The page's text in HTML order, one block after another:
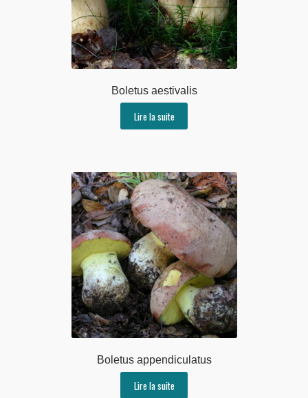
Boletus aestivalis
Lire la suite
Boletus appendiculatus
Lire la suite